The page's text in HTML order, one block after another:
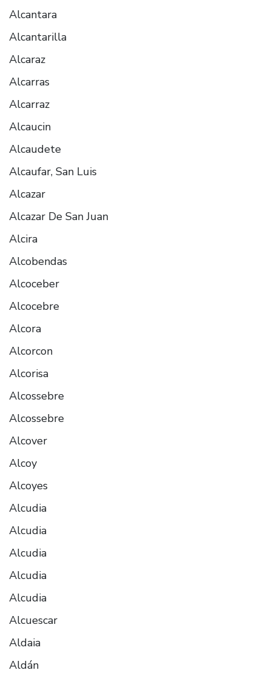
Alcantara
Alcantarilla
Alcaraz
Alcarras
Alcarraz
Alcaucin
Alcaudete
Alcaufar, San Luis
Alcazar
Alcazar De San Juan
Alcira
Alcobendas
Alcoceber
Alcocebre
Alcora
Alcorcon
Alcorisa
Alcossebre
Alcossebre
Alcover
Alcoy
Alcoyes
Alcudia
Alcudia
Alcudia
Alcudia
Alcudia
Alcuescar
Aldaia
Aldán